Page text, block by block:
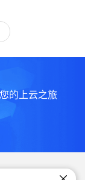
够满足多种主流联系方式的专业机房。 所谓云 服务器租用...
的上云之旅